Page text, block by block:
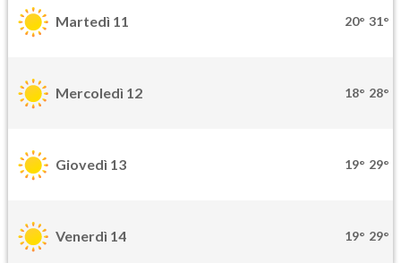
Martedì 11 20° 31°
Mercoledì 12 18° 28°
Giovedì 13 19° 29°
Venerdì 14 19° 29°